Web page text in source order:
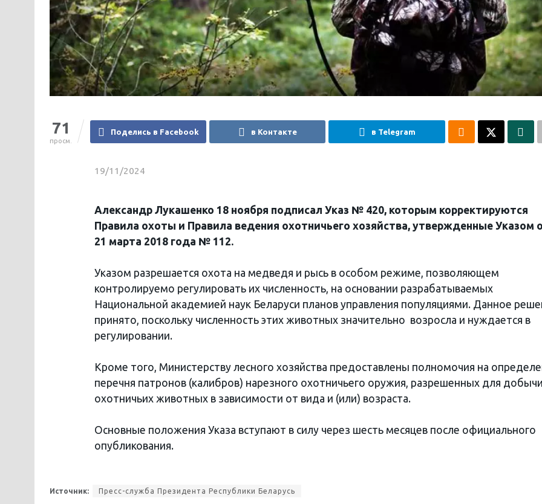
71
просм.
Поделись в Facebook в Контакте в Telegram
19/11/2024
Александр Лукашенко 18 ноября подписал Указ № 420, которым корректируются
Правила охоты и Правила ведения охотничьего хозяйства, утвержденные Указом
21 марта 2018 года № 112.
Указом разрешается охота на медведя и рысь в особом режиме, позволяющем
контролируемо регулировать их численность, на основании разрабатываемых
Национальной академией наук Беларуси планов управления популяциями. Данное
принято, поскольку численность этих животных значительно возросла и нуждается в
регулировании.
Кроме того, Министерству лесного хозяйства предоставлены полномочия на
перечня патронов (калибров) нарезного охотничьего оружия, разрешенных для добычи
охотничьих животных в зависимости от вида и (или) возраста.
Основные положения Указа вступают в силу через шесть месяцев после официального
опубликования.
Источник: Пресс-служба Президента Республики Беларусь